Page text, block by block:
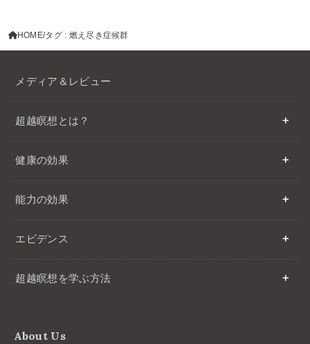
HOME タグ : 燃え尽き症候群
メディア＆レビュー
超越瞑想とは？
健康の効果
能力の効果
エビデンス
超越瞑想を学ぶ方法
About Us